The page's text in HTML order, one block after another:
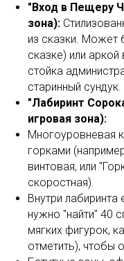
"Вход в Пещеру
зона):
из сказки. Может
сказке) или
стойка
старинный сундук.
"Лабиринт
игровая зона):
Многоуровневая
горками
винтовая, или
скоростная).
Внутри лабиринта
нужно "найти" 40
мягких фигурок,
отметить), чтобы